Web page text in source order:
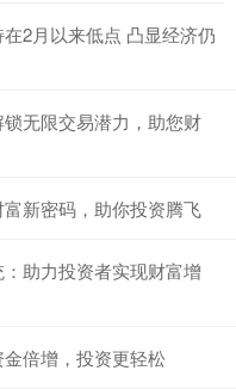
2月以来低点 凸显经济仍
无限交易潜力，助您财
新密码，助你投资腾飞
助力投资者实现财富增
倍增，投资更轻松